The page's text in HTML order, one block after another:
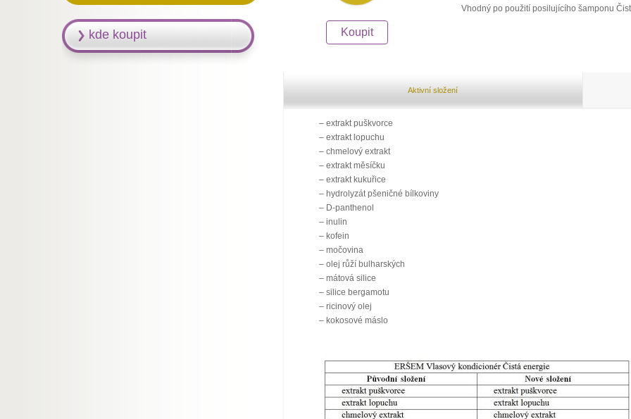
Koupit
Vhodný po použití posilujícího šamponu
Aktivní složení
– extrakt puškvorce
– extrakt lopuchu
– chmelový extrakt
– extrakt měsíčku
– extrakt kukuřice
– hydrolyzát pšeničné bílkoviny
– D-panthenol
– inulin
– kofein
– močovina
– olej růží bulharských
– mátová silice
– silice bergamotu
– ricinový olej
– kokosové máslo
kde koupit